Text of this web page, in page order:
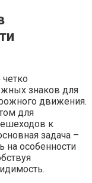
знаков для
движения.
для
к
задача –
на особенности